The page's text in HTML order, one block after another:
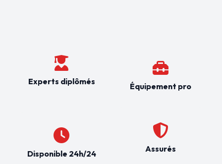
Experts diplômés
Disponible 24h/24
Équipement pro
Assurés